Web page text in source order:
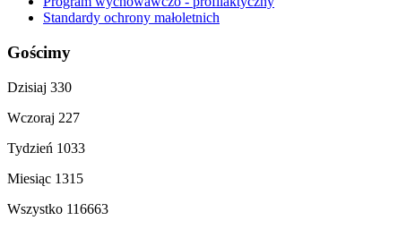
Standardy ochrony małoletnich
Gościmy
Dzisiaj 330
Wczoraj 227
Tydzień 1033
Miesiąc 1315
Wszystko 116663